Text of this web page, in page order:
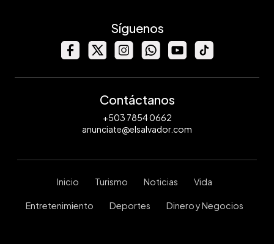
Síguenos
Contáctanos
+503 7854 0662
anunciate@elsalvador.com
Inicio Turismo Noticias Vida
Entretenimiento Deportes Dinero y Negocios